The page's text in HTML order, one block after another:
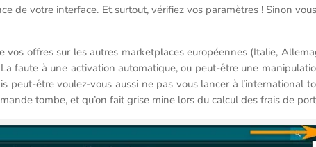
de votre interface. Et surtout, vérifiez vos paramètres ! Sinon
vos offres sur les autres marketplaces européennes (Italie,
faute à une activation automatique, ou peut-être une
peut-être voulez-vous aussi ne pas vous lancer à l’international
tombe, et qu’on fait grise mine lors du calcul des frais de